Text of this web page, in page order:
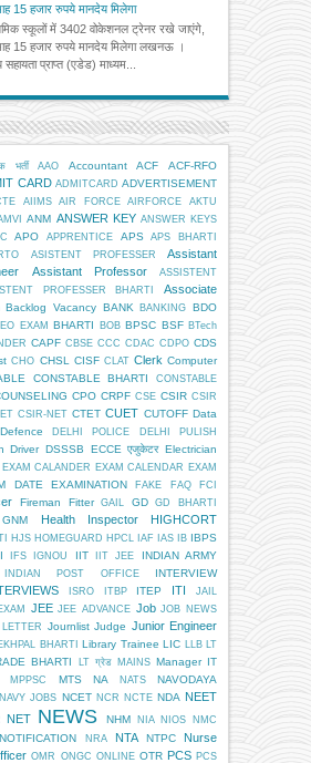
15 हजार रुपये मानदेय मिलेगा
स्कूलों में 3402 वोकेशनल ट्रेनर रखे जाएंगे,
15 हजार रुपये मानदेय मिलेगा लखनऊ ।
प्राप्त (एडेड) माध्यम...
भर्ती AAO Accountant ACF
ACF-RFO
CARD ADMITCARD ADVERTISEMENT
AIIMS AIR FORCE AIRFORCE
AKTU
ANM ANSWER KEY ANSWER KEYS
APO APPRENTICE APS APS BHARTI
ASISTENT PROFESSER
Assistant
Assistant Professor
ASSISTENT
PROFESSER BHARTI
Associate
Backlog Vacancy BANK BANKING BDO
EXAM BHARTI BOB BPSC BSF BTech
CAPF CBSE CCC CDAC CDPO CDS
CHO CHSL CISF CLAT Clerk Computer
CONSTABLE BHARTI
CONSTABLE
CPO CRPF CSE CSIR CSIR
CSIR-NET CTET CUET CUTOFF Data
Defence DELHI POLICE DELHI PULISH
Driver DSSSB ECCE एजुकेटर Electrician
EXAM CALANDER EXAM CALENDAR EXAM
DATE EXAMINATION FAKE FAQ
FCI
Fireman Fitter GAIL GD GD BHARTI
GNM Health Inspector HIGHCORT
HJS HOMEGUARD HPCL IAF IAS IB IBPS
IFS IGNOU IIT IIT JEE INDIAN ARMY
INDIAN POST OFFICE INTERVIEW
ISRO ITBP ITEP ITI
JAIL
JEE JEE ADVANCE Job JOB NEWS
Journlist Judge Junior Engineer
BHARTI Library Trainee LIC LLB LT
BHARTI LT ग्रेड MAINS Manager IT
MPPSC MTS NA NATS
NAVODAYA
NAVY JOBS NCET NCR NCTE NDA NEET
NET NEWS NHM NIA NIOS
NMC
NOTIFICATION NRA NTA NTPC Nurse
OMR ONGC ONLINE OTR PCS PCS